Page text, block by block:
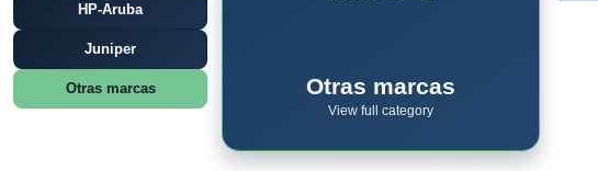
HP-Aruba
Juniper
Otras marcas Otras marcas
View full category